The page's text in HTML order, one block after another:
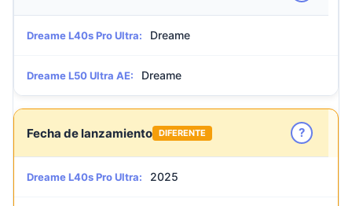
Dreame L40s Pro Ultra: Dreame
Dreame L50 Ultra AE: Dreame
Fecha de lanzamiento DIFERENTE ?
Dreame L40s Pro Ultra: 2025